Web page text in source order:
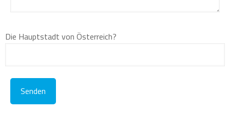
Die Hauptstadt von Österreich?